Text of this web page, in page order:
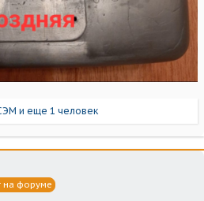
и еще 1 человек
на форуме